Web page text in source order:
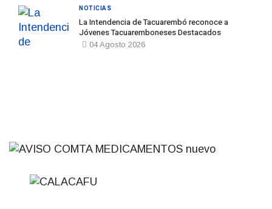
La Intendencia de Tacuarembó reconoce a
Jóvenes Tacuaremboneses Destacados
04 Agosto 2026
NOTICIAS